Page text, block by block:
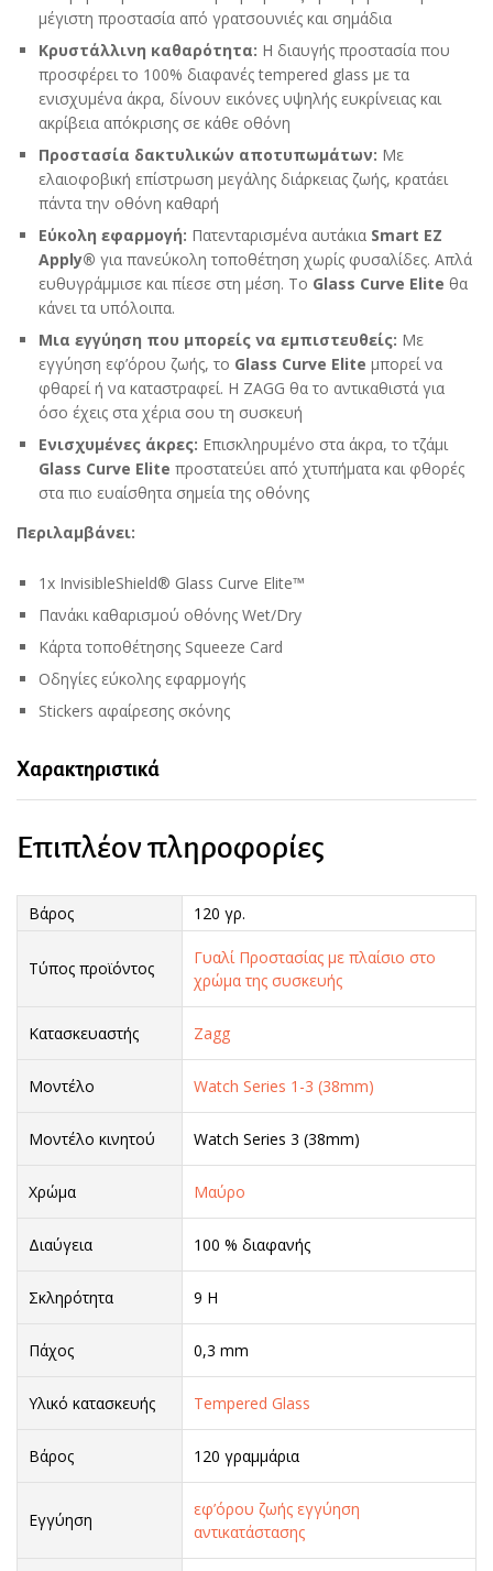
μέγιστη προστασία από γρατσουνιές και σημάδια
Κρυστάλλινη καθαρότητα: Η διαυγής προστασία που
προσφέρει το 100% διαφανές tempered glass με τα
ενισχυμένα άκρα, δίνουν εικόνες υψηλής ευκρίνειας και
ακρίβεια απόκρισης σε κάθε οθόνη
Προστασία δακτυλικών αποτυπωμάτων: Με
ελαιοφοβική επίστρωση μεγάλης διάρκειας ζωής, κρατάει
πάντα την οθόνη καθαρή
Εύκολη εφαρμογή: Πατενταρισμένα αυτάκια Smart EZ
Apply® για πανεύκολη τοποθέτηση χωρίς φυσαλίδες. Απλά
ευθυγράμμισε και πίεσε στη μέση. Το Glass Curve Elite θα
κάνει τα υπόλοιπα.
Μια εγγύηση που μπορείς να εμπιστευθείς: Με
εγγύηση εφ’όρου ζωής, το Glass Curve Elite μπορεί να
φθαρεί ή να καταστραφεί. Η ZAGG θα το αντικαθιστά για
όσο έχεις στα χέρια σου τη συσκευή
Ενισχυμένες άκρες: Επισκληρυμένο στα άκρα, το τζάμι
Glass Curve Elite προστατεύει από χτυπήματα και φθορές
στα πιο ευαίσθητα σημεία της οθόνης
Περιλαμβάνει:
1x InvisibleShield® Glass Curve Elite™
Πανάκι καθαρισμού οθόνης Wet/Dry
Κάρτα τοποθέτησης Squeeze Card
Οδηγίες εύκολης εφαρμογής
Stickers αφαίρεσης σκόνης
Χαρακτηριστικά
Επιπλέον πληροφορίες
Βάρος 120 γρ.
Τύπος προϊόντος
Γυαλί Προστασίας με πλαίσιο στο
χρώμα της συσκευής
Κατασκευαστής Zagg
Μοντέλο Watch Series 1-3 (38mm)
Μοντέλο κινητού Watch Series 3 (38mm)
Χρώμα Μαύρο
Διαύγεια 100 % διαφανής
Σκληρότητα 9 H
Πάχος 0,3 mm
Υλικό κατασκευής Tempered Glass
Βάρος 120 γραμμάρια
Εγγύηση
εφ’όρου ζωής εγγύηση
αντικατάστασης